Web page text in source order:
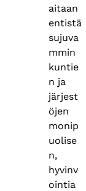
aitaan
entistä
sujuva
mmin
kuntie
n ja
järjest
öjen
monip
uolise
n,
hyvinv
ointia